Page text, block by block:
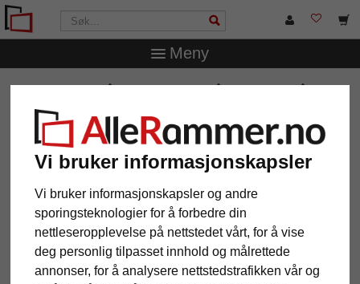
Vi bruker informasjonskapsler
Vi bruker informasjonskapsler og andre
sporingsteknologier for å forbedre din
nettleseropplevelse på nettstedet vårt, for å vise
deg personlig tilpasset innhold og målrettede
annonser, for å analysere nettstedstrafikken vår og
Meny
AlleRammer.no Rammestørrelser
Alle formater
Treramme spesialtilpasset, Matrix
B&W 39